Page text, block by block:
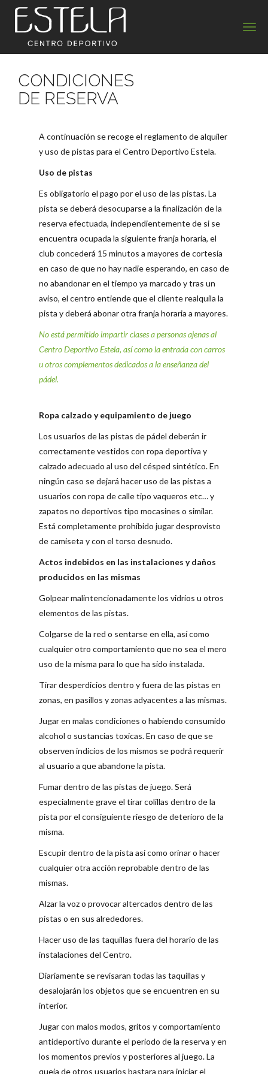
Estela Centro Deportivo
CONDICIONES
DE RESERVA
A continuación se recoge el reglamento de alquiler
y uso de pistas para el Centro Deportivo Estela.
Uso de pistas
Es obligatorio el pago por el uso de las pistas. La
pista se deberá desocuparse a la finalización de la
reserva efectuada, independientemente de si se
encuentra ocupada la siguiente franja horaria, el
club concederá 15 minutos a mayores de cortesía
en caso de que no hay nadie esperando, en caso de
no abandonar en el tiempo ya marcado y tras un
aviso, el centro entiende que el cliente realquila la
pista y deberá abonar otra franja horaria a mayores.
No está permitido impartir clases a personas ajenas al
Centro Deportivo Estela, así como la entrada con carros
u otros complementos dedicados a la enseñanza del
pádel.
Ropa calzado y equipamiento de juego
Los usuarios de las pistas de pádel deberán ir
correctamente vestidos con ropa deportiva y
calzado adecuado al uso del césped sintético. En
ningún caso se dejará hacer uso de las pistas a
usuarios con ropa de calle tipo vaqueros etc… y
zapatos no deportivos tipo mocasines o similar.
Está completamente prohibido jugar desprovisto
de camiseta y con el torso desnudo.
Actos indebidos en las instalaciones y daños
producidos en las mismas
Golpear malintencionadamente los vidrios u otros
elementos de las pistas.
Colgarse de la red o sentarse en ella, así como
cualquier otro comportamiento que no sea el mero
uso de la misma para lo que ha sido instalada.
Tirar desperdicios dentro y fuera de las pistas en
zonas, en pasillos y zonas adyacentes a las mismas.
Jugar en malas condiciones o habiendo consumido
alcohol o sustancias toxicas. En caso de que se
observen indicios de los mismos se podrá requerir
al usuario a que abandone la pista.
Fumar dentro de las pistas de juego. Será
especialmente grave el tirar colillas dentro de la
pista por el consiguiente riesgo de deterioro de la
misma.
Escupir dentro de la pista así como orinar o hacer
cualquier otra acción reprobable dentro de las
mismas.
Alzar la voz o provocar altercados dentro de las
pistas o en sus alrededores.
Hacer uso de las taquillas fuera del horario de las
instalaciones del Centro.
Diariamente se revisaran todas las taquillas y
desalojarán los objetos que se encuentren en su
interior.
Jugar con malos modos, gritos y comportamiento
antideportivo durante el periodo de la reserva y en
los momentos previos y posteriores al juego. La
queja de otros usuarios bastara para iniciar el